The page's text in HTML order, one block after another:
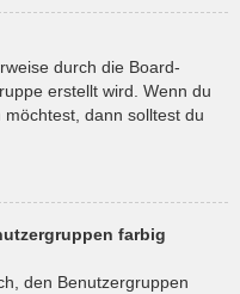
durch die Board-
erstellt wird. Wenn du
dann solltest du
farbig
den Benutzergruppen